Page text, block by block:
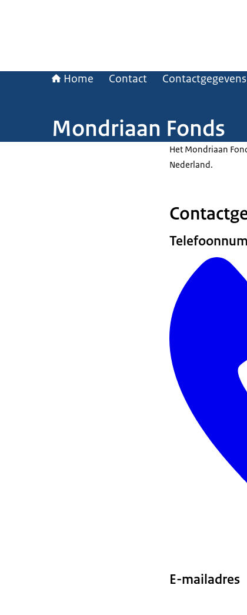
Home Contact
Mondriaan Fonds
Het Mondriaan
Nederland.
E-mailadres